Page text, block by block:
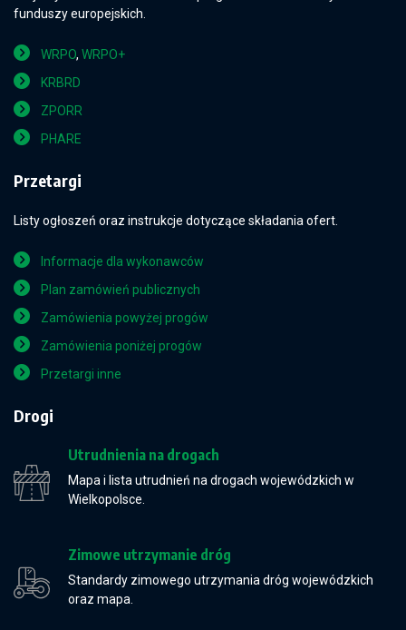
funduszy europejskich.
WRPO, WRPO+
KRBRD
ZPORR
PHARE
Przetargi
Listy ogłoszeń oraz instrukcje dotyczące składania ofert.
Informacje dla wykonawców
Plan zamówień publicznych
Zamówienia powyżej progów
Zamówienia poniżej progów
Przetargi inne
Drogi
Utrudnienia na drogach
Mapa i lista utrudnień na drogach wojewódzkich w
Wielkopolsce.
Zimowe utrzymanie dróg
Standardy zimowego utrzymania dróg wojewódzkich
oraz mapa.